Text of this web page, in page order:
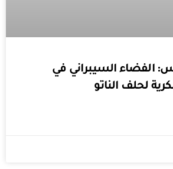
الفضاء السيبراني في
لحلف الناتو